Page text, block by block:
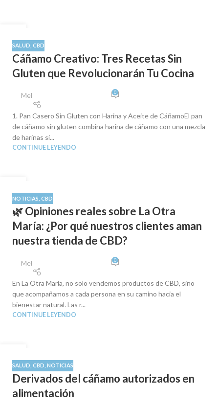
SEP
SALUD CBD
Cáñamo Creativo: Tres Recetas Sin
Gluten que Revolucionarán Tu Cocina
Mel 0
1. Pan Casero Sin Gluten con Harina y Aceite de CáñamoEl pan
de cáñamo sin gluten combina harina de cáñamo con una mezcla
de harinas si...
CONTINUE LEYENDO
SEP
NOTICIAS CBD
🌿 Opiniones reales sobre La Otra
María: ¿Por qué nuestros clientes aman
nuestra tienda de CBD?
Mel 0
En La Otra María, no solo vendemos productos de CBD, sino
que acompañamos a cada persona en su camino hacia el
bienestar natural. Las r...
CONTINUE LEYENDO
AGO
SALUD CBD NOTICIAS
Derivados del cáñamo autorizados en
alimentación